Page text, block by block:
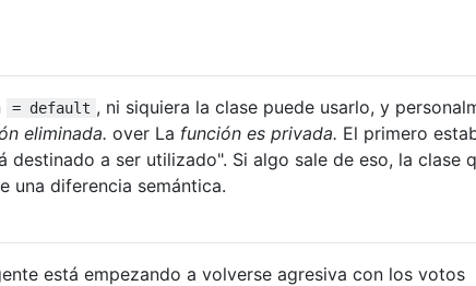
= default , ni siquiera la clase puede usarlo, y
eliminada. over La función es privada. El primero
destinado a ser utilizado". Si algo sale de eso, la clase
una diferencia semántica.
está empezando a volverse agresiva con los votos